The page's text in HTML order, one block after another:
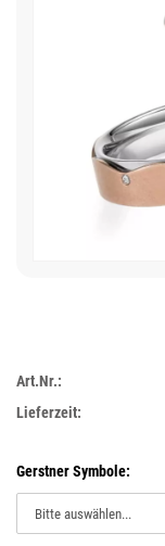
Art.Nr.:
Lieferzeit:
Gerstner Symbole: